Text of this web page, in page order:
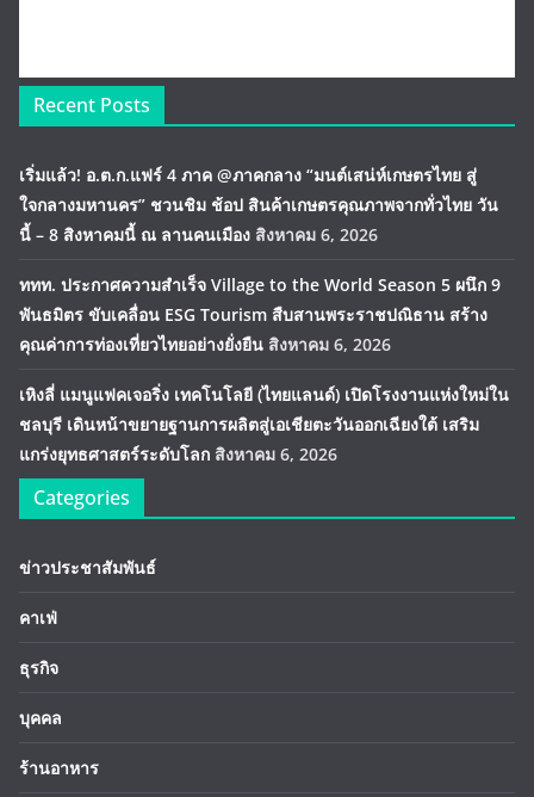
Recent Posts
เริ่มแล้ว! อ.ต.ก.แฟร์ 4 ภาค @ภาคกลาง “มนต์เสน่ห์เกษตรไทย สู่
ใจกลางมหานคร” ชวนชิม ช้อป สินค้าเกษตรคุณภาพจากทั่วไทย วัน
นี้ – 8 สิงหาคมนี้ ณ ลานคนเมือง สิงหาคม 6, 2026
ททท. ประกาศความสำเร็จ Village to the World Season 5 ผนึก 9
พันธมิตร ขับเคลื่อน ESG Tourism สืบสานพระราชปณิธาน สร้าง
คุณค่าการท่องเที่ยวไทยอย่างยั่งยืน สิงหาคม 6, 2026
เหิงลี่ แมนูแฟคเจอริ่ง เทคโนโลยี (ไทยแลนด์) เปิดโรงงานแห่งใหม่ใน
ชลบุรี เดินหน้าขยายฐานการผลิตสู่เอเชียตะวันออกเฉียงใต้ เสริม
แกร่งยุทธศาสตร์ระดับโลก สิงหาคม 6, 2026
Categories
ข่าวประชาสัมพันธ์
คาเฟ่
ธุรกิจ
บุคคล
ร้านอาหาร